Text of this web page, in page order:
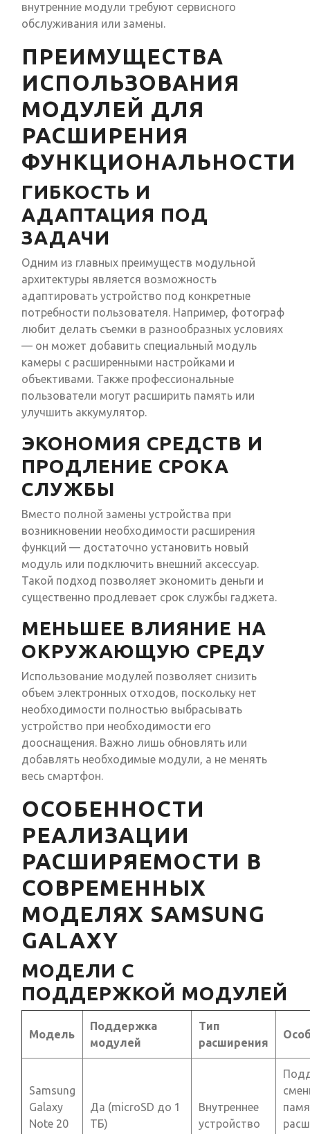
внутренние модули требуют сервисного
обслуживания или замены.
ПРЕИМУЩЕСТВА
ИСПОЛЬЗОВАНИЯ
МОДУЛЕЙ ДЛЯ
РАСШИРЕНИЯ
ФУНКЦИОНАЛЬНОСТИ
ГИБКОСТЬ И
АДАПТАЦИЯ ПОД
ЗАДАЧИ
Одним из главных преимуществ модульной
архитектуры является возможность
адаптировать устройство под конкретные
потребности пользователя. Например, фотограф
любит делать съемки в разнообразных условиях
— он может добавить специальный модуль
камеры с расширенными настройками и
объективами. Также профессиональные
пользователи могут расширить память или
улучшить аккумулятор.
ЭКОНОМИЯ СРЕДСТВ И
ПРОДЛЕНИЕ СРОКА
СЛУЖБЫ
Вместо полной замены устройства при
возникновении необходимости расширения
функций — достаточно установить новый
модуль или подключить внешний аксессуар.
Такой подход позволяет экономить деньги и
существенно продлевает срок службы гаджета.
МЕНЬШЕЕ ВЛИЯНИЕ НА
ОКРУЖАЮЩУЮ СРЕДУ
Использование модулей позволяет снизить
объем электронных отходов, поскольку нет
необходимости полностью выбрасывать
устройство при необходимости его
дооснащения. Важно лишь обновлять или
добавлять необходимые модули, а не менять
весь смартфон.
ОСОБЕННОСТИ
РЕАЛИЗАЦИИ
РАСШИРЯЕМОСТИ В
СОВРЕМЕННЫХ
МОДЕЛЯХ SAMSUNG
GALAXY
МОДЕЛИ С
ПОДДЕРЖКОЙ МОДУЛЕЙ
Модель
Поддержка
модулей
Тип
расширения
Samsung
Galaxy
Note 20
Да (microSD до 1
ТБ)
Внутреннее
устройство